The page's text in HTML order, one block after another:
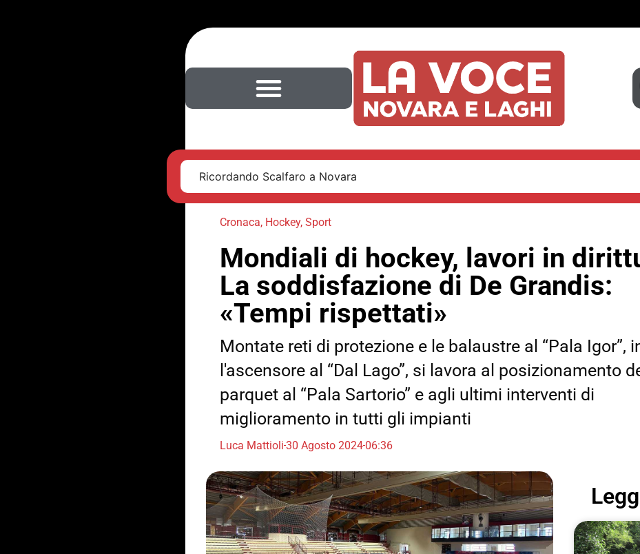
Ricordando Scalfaro a Novara
Cronaca, Hockey, Sport
Mondiali di hockey, lavori in
La soddisfazione di De Grandis:
«Tempi rispettati»
Montate reti di protezione e le balaustre al “Pala Igor”,
l'ascensore al “Dal Lago”, si lavora al posizionamento
parquet al “Pala Sartorio” e agli ultimi interventi di
miglioramento in tutti gli impianti
Luca Mattioli30 Agosto 202406:36